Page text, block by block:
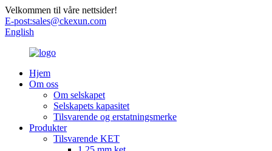
Velkommen til våre nettsider!
E-post:sales@ckexun.com
English
Hjem
Om oss
Om selskapet
Selskapets kapasitet
Tilsvarende og erstatningsmerke
Produkter
Tilsvarende KET